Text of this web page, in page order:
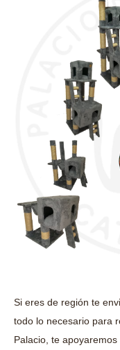
Si eres de región te
todo lo necesario para
Palacio, te